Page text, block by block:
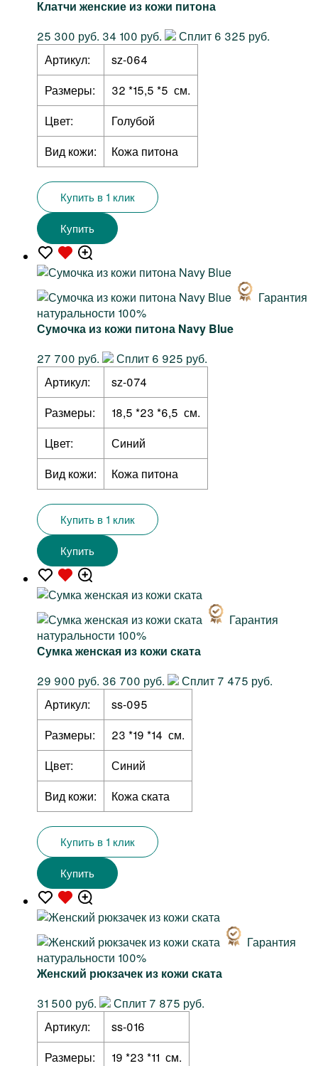
Клатчи женские из кожи питона
25 300 руб. 34 100 руб.
Сплит 6 325 руб.
Артикул:
sz-064
Размеры:
32 *15,5 *5 см.
Цвет:
Голубой
Вид кожи:
Кожа питона
Купить в 1 клик
Купить
Гарантия
натуральности 100%
Сумочка из кожи питона Navy Blue
27 700 руб.
Сплит 6 925 руб.
Артикул:
sz-074
Размеры:
18,5 *23 *6,5 см.
Цвет:
Синий
Вид кожи:
Кожа питона
Купить в 1 клик
Купить
Гарантия
натуральности 100%
Сумка женская из кожи ската
29 900 руб. 36 700 руб.
Сплит 7 475 руб.
Артикул:
ss-095
Размеры:
23 *19 *14 см.
Цвет:
Синий
Вид кожи:
Кожа ската
Купить в 1 клик
Купить
Гарантия
натуральности 100%
Женский рюкзачек из кожи ската
31 500 руб.
Сплит 7 875 руб.
Артикул:
ss-016
Размеры:
19 *23 *11 см.